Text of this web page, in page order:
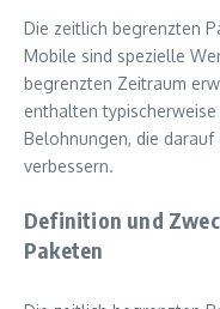
Die zeitlich begrenzten
Mobile sind spezielle
begrenzten Zeitraum
enthalten
Belohnungen, die darauf
verbessern.
Definition und
Paketen